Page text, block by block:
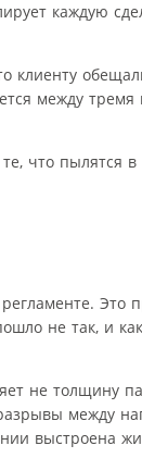
каждую
между
что пылятся
Это
не так, и
не толщину
разрывы между
выстроена